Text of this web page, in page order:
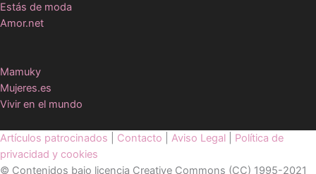
Estás de moda
Amor.net
Mamuky
Mujeres.es
Vivir en el mundo
Artículos patrocinados Contacto Aviso Legal
Política de
privacidad y cookies
© Contenidos bajo licencia Creative Commons (CC) 1995-2021